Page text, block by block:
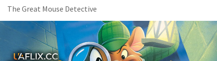
The Great Mouse Detective